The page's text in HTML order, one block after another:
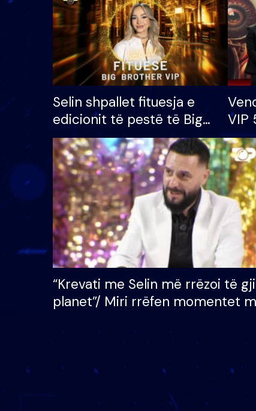
Selin shpallet fituesja e
edicionit të pestë të Big
Brother VIP, rrëmben
çmimin e madh prej 100
mijë eurosh
VIP
“Krevati me Selin më rrëzoi të
planet”/ Miri rrëfen momentet
mungojë zilja e mëngjesit kur…